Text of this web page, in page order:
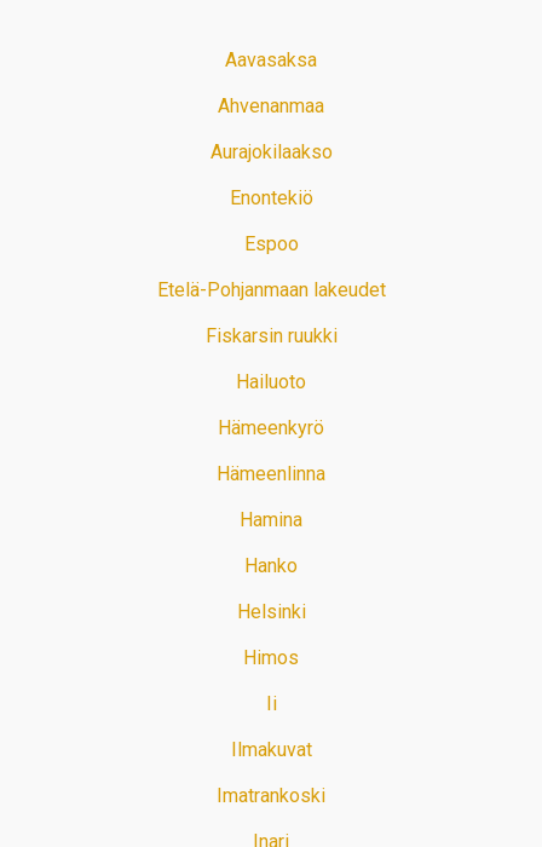
Aavasaksa
Ahvenanmaa
Aurajokilaakso
Enontekiö
Espoo
Etelä-Pohjanmaan lakeudet
Fiskarsin ruukki
Hailuoto
Hämeenkyrö
Hämeenlinna
Hamina
Hanko
Helsinki
Himos
Ii
Ilmakuvat
Imatrankoski
Inari